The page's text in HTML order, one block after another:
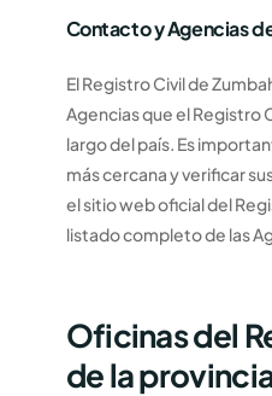
Contacto y Agencias
El Registro Civil de
Agencias que el Registro
largo del país. Es
más cercana y verificar
el sitio web oficial del
listado completo de las
Oficinas del
de la